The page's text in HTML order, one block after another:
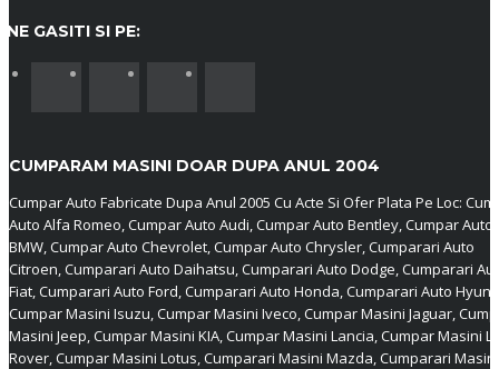
NE GASITI SI PE:
CUMPARAM MASINI DOAR DUPA ANUL 2004
Cumpar Auto Fabricate Dupa Anul 2005 Cu Acte Si Ofer Plata Pe Loc:
Auto Alfa Romeo, Cumpar Auto Audi, Cumpar Auto Bentley, Cumpar Auto
BMW, Cumpar Auto Chevrolet, Cumpar Auto Chrysler, Cumparari Auto
Citroen, Cumparari Auto Daihatsu, Cumparari Auto Dodge, Cumparari
Fiat, Cumparari Auto Ford, Cumparari Auto Honda, Cumparari Auto
Cumpar Masini Isuzu, Cumpar Masini Iveco, Cumpar Masini Jaguar,
Masini Jeep, Cumpar Masini KIA, Cumpar Masini Lancia, Cumpar Masini
Rover, Cumpar Masini Lotus, Cumparari Masini Mazda, Cumparari Masini